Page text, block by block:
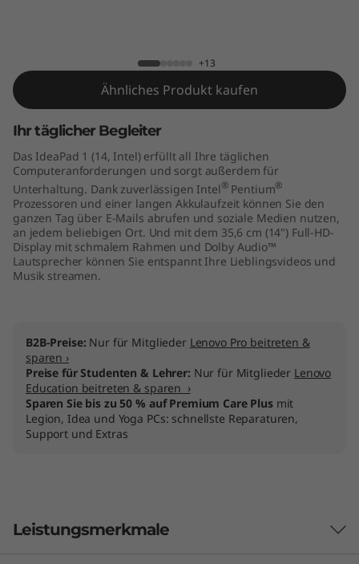
+13
Ähnliches Produkt kaufen
Ihr täglicher Begleiter
Das IdeaPad 1 (14, Intel) erfüllt all Ihre täglichen
Computeranforderungen und sorgt außerdem für
Unterhaltung. Dank zuverlässigen Intel® Pentium®
Prozessoren und einer langen Akkulaufzeit können Sie den
ganzen Tag über E-Mails abrufen und soziale Medien nutzen,
an jedem beliebigen Ort. Und mit dem 35,6 cm (14") Full-HD-
Display mit schmalem Rahmen und Dolby Audio™
Lautsprecher können Sie entspannt Ihre Lieblingsvideos und
Musik streamen.
B2B-Preise: Nur für Mitglieder Lenovo Pro beitreten &
sparen ›
Preise für Studenten & Lehrer: Nur für Mitglieder Lenovo
Education beitreten & sparen ›
Sparen Sie bis zu 50 % auf Premium Care Plusmit
Legion, Idea und Yoga PCs: schnellste Reparaturen,
Support und Extras
Leistungsmerkmale